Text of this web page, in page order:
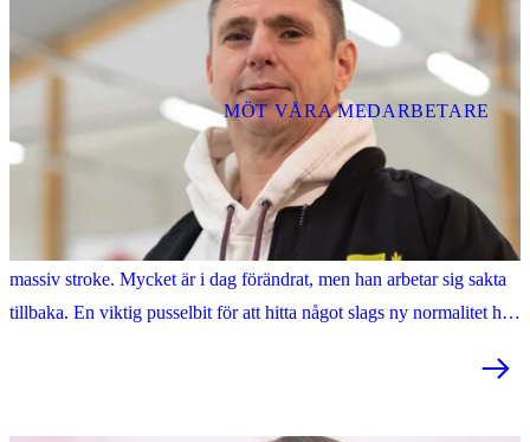
MÖT VÅRA MEDARBETARE
Tillsammans med barnen och hockeyn är det jobbet som räddat mig
Bara några år efter sin frus hastiga bortgång, fick Reine Axelsson en
massiv stroke. Mycket är i dag förändrat, men han arbetar sig sakta
tillbaka. En viktig pusselbit för att hitta något slags ny normalitet har